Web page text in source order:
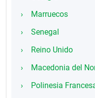
Marruecos
Senegal
Reino Unido
Macedonia del
Polinesia